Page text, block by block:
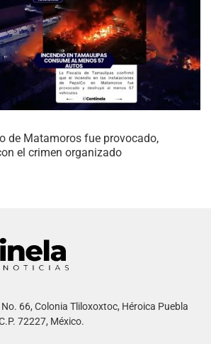
de Matamoros fue provocado,
el crimen organizado
66, Colonia Tliloxoxtoc, Héroica Puebla
72227, México.